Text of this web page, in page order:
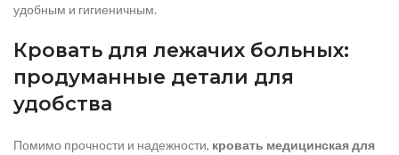
удобным и гигиеничным.
Кровать для лежачих больных:
продуманные детали для
удобства
Помимо прочности и надежности, кровать медицинская для